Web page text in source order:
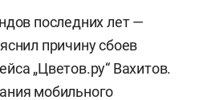
последних лет —
причину сбоев
„Цветов.ру“ Вахитов.
мобильного